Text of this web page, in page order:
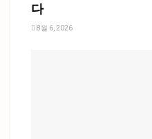
다
8월 6, 2026